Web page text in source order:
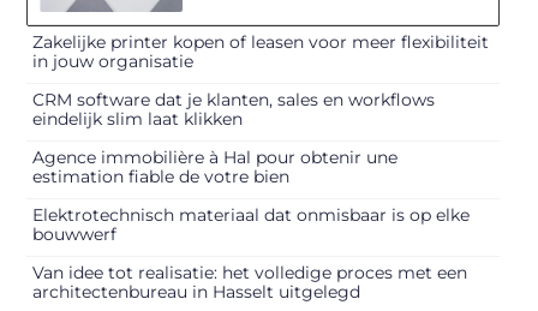
Zakelijke printer kopen of leasen voor meer flexibiliteit
in jouw organisatie
CRM software dat je klanten, sales en workflows
eindelijk slim laat klikken
Agence immobilière à Hal pour obtenir une
estimation fiable de votre bien
Elektrotechnisch materiaal dat onmisbaar is op elke
bouwwerf
Van idee tot realisatie: het volledige proces met een
architectenbureau in Hasselt uitgelegd